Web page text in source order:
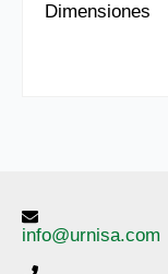
Dimensiones
info@urnisa.com